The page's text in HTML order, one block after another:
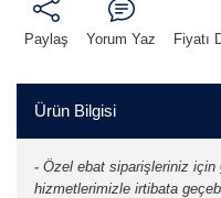
Paylaş Yorum Yaz Fiyatı
Ürün Bilgisi
- Özel ebat siparişleriniz için
hizmetlerimizle irtibata